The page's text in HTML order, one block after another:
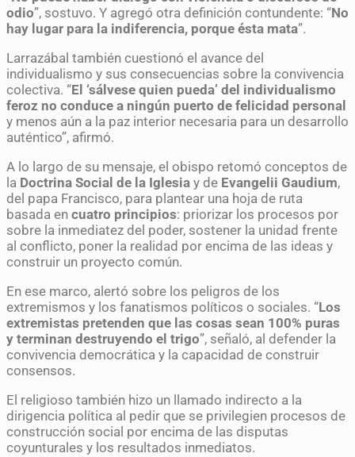
odio”, sostuvo. Y agregó otra definición contundente: “No
hay lugar para la indiferencia, porque ésta mata”.
Larrazábal también cuestionó el avance del
individualismo y sus consecuencias sobre la convivencia
colectiva. “El ‘sálvese quien pueda’ del individualismo
feroz no conduce a ningún puerto de felicidad personal
y menos aún a la paz interior necesaria para un desarrollo
auténtico”, afirmó.
A lo largo de su mensaje, el obispo retomó conceptos de
la Doctrina Social de la Iglesia y de Evangelii Gaudium,
del papa Francisco, para plantear una hoja de ruta
basada en cuatro principios: priorizar los procesos por
sobre la inmediatez del poder, sostener la unidad frente
al conflicto, poner la realidad por encima de las ideas y
construir un proyecto común.
En ese marco, alertó sobre los peligros de los
extremismos y los fanatismos políticos o sociales. “Los
extremistas pretenden que las cosas sean 100% puras
y terminan destruyendo el trigo”, señaló, al defender la
convivencia democrática y la capacidad de construir
consensos.
El religioso también hizo un llamado indirecto a la
dirigencia política al pedir que se privilegien procesos de
construcción social por encima de las disputas
coyunturales y los resultados inmediatos.